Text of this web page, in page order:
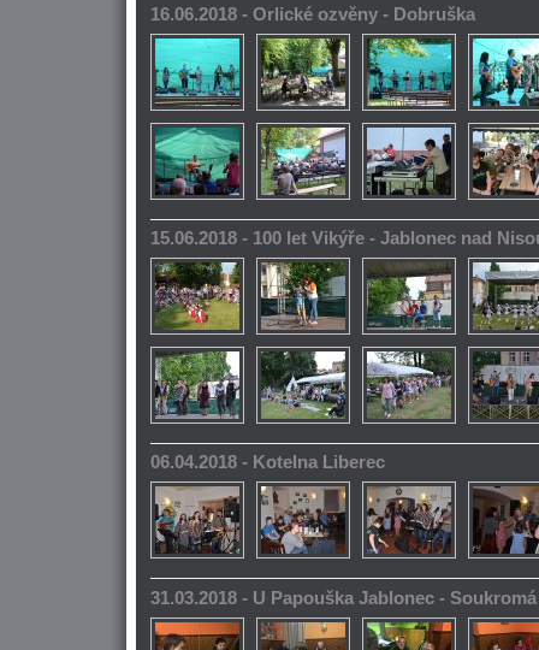
16.06.2018 - Orlické ozvěny - Dobruška
15.06.2018 - 100 let Vikýře - Jablonec nad
06.04.2018 - Kotelna Liberec
31.03.2018 - U Papouška Jablonec -